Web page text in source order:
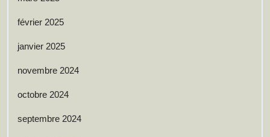
février 2025
janvier 2025
novembre 2024
octobre 2024
septembre 2024